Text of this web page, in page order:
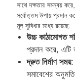
সাথে দক্ষতার সমন্বয়
সর্বোত্তম উপায় প্রদান
মূল সুবিধার মধ্যে রয়েছে:
উচ্চ কাঠামোগত
প্রদান করে, এটি
দ্রুত নির্মাণ সময়:
সমাবেশের